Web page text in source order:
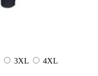
3XL
4XL